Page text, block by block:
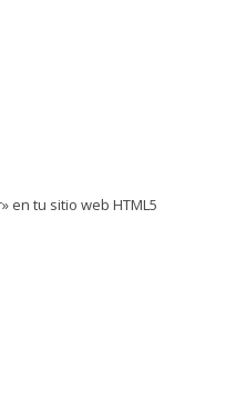
en tu sitio web HTML5